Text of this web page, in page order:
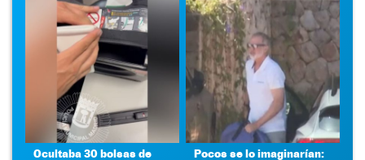
Ocultaba 30 bolsas de
Pocos se lo imaginarían: